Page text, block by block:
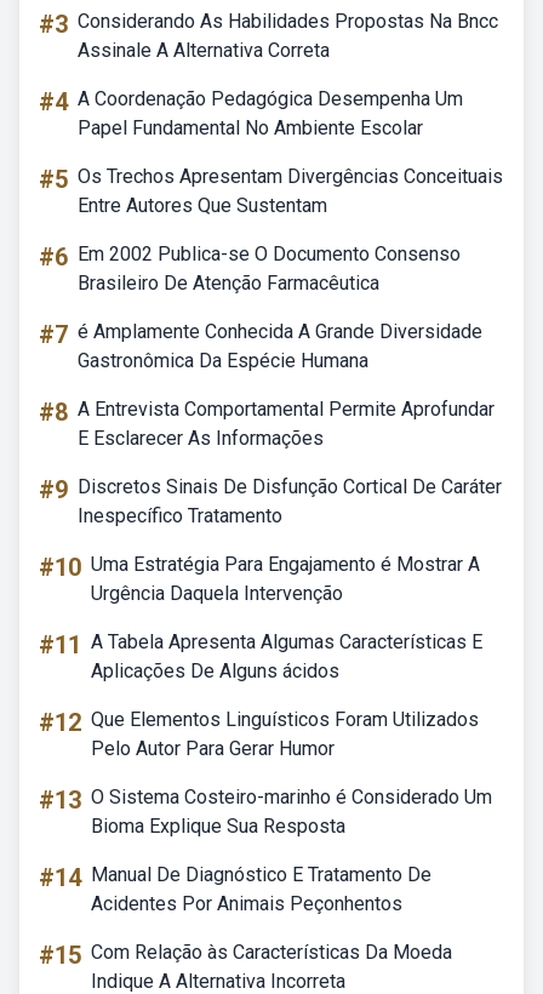
#3 Considerando As Habilidades Propostas Na Bncc
Assinale A Alternativa Correta
#4 A Coordenação Pedagógica Desempenha Um
Papel Fundamental No Ambiente Escolar
#5 Os Trechos Apresentam Divergências Conceituais
Entre Autores Que Sustentam
#6 Em 2002 Publica-se O Documento Consenso
Brasileiro De Atenção Farmacêutica
#7 é Amplamente Conhecida A Grande Diversidade
Gastronômica Da Espécie Humana
#8 A Entrevista Comportamental Permite Aprofundar
E Esclarecer As Informações
#9 Discretos Sinais De Disfunção Cortical De Caráter
Inespecífico Tratamento
#10 Uma Estratégia Para Engajamento é Mostrar A
Urgência Daquela Intervenção
#11 A Tabela Apresenta Algumas Características E
Aplicações De Alguns ácidos
#12 Que Elementos Linguísticos Foram Utilizados
Pelo Autor Para Gerar Humor
#13 O Sistema Costeiro-marinho é Considerado Um
Bioma Explique Sua Resposta
#14 Manual De Diagnóstico E Tratamento De
Acidentes Por Animais Peçonhentos
#15 Com Relação às Características Da Moeda
Indique A Alternativa Incorreta